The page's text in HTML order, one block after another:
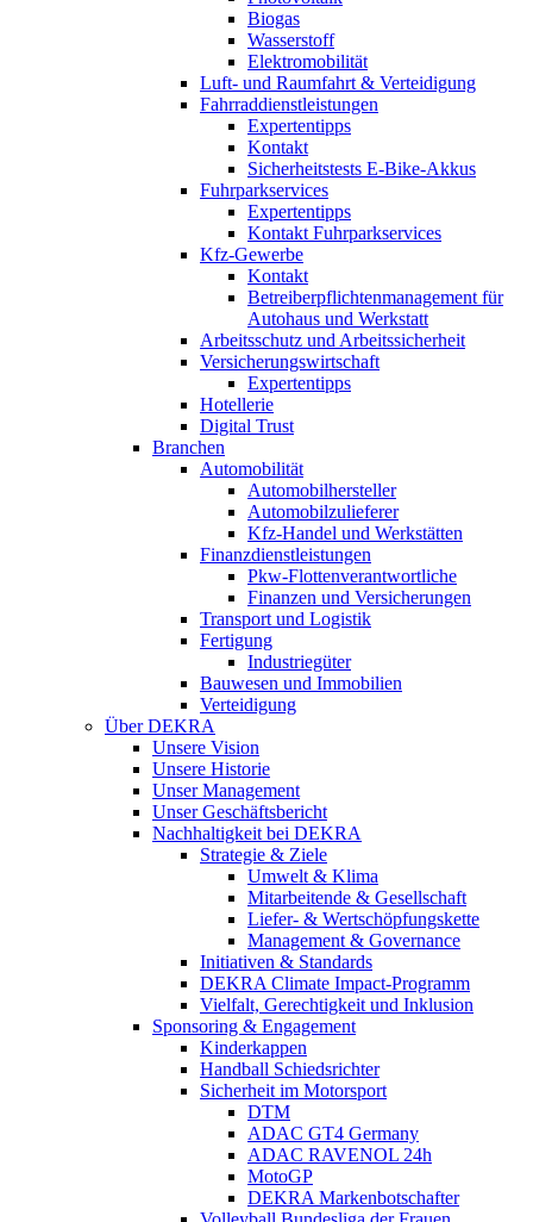
Biogas
Wasserstoff
Elektromobilität
Luft- und Raumfahrt & Verteidigung
Fahrraddienstleistungen
Expertentipps
Kontakt
Sicherheitstests E-Bike-Akkus
Fuhrparkservices
Expertentipps
Kontakt Fuhrparkservices
Kfz-Gewerbe
Kontakt
Betreiberpflichtenmanagement für
Autohaus und Werkstatt
Arbeitsschutz und Arbeitssicherheit
Versicherungswirtschaft
Expertentipps
Hotellerie
Digital Trust
Branchen
Automobilität
Automobilhersteller
Automobilzulieferer
Kfz-Handel und Werkstätten
Finanzdienstleistungen
Pkw‑Flottenverantwortliche
Finanzen und Versicherungen
Transport und Logistik
Fertigung
Industriegüter
Bauwesen und Immobilien
Verteidigung
Über DEKRA
Unsere Vision
Unsere Historie
Unser Management
Unser Geschäftsbericht
Nachhaltigkeit bei DEKRA
Strategie & Ziele
Umwelt & Klima
Mitarbeitende & Gesellschaft
Liefer- & Wertschöpfungskette
Management & Governance
Initiativen & Standards
DEKRA Climate Impact-Programm
Vielfalt, Gerechtigkeit und Inklusion​
Sponsoring & Engagement
Kinderkappen
Handball Schiedsrichter
Sicherheit im Motorsport
DTM
ADAC GT4 Germany
ADAC RAVENOL 24h
MotoGP
DEKRA Markenbotschafter